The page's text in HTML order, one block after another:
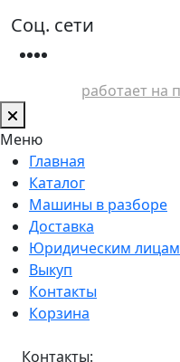
Соц. сети
работает на
Меню
Главная
Каталог
Машины в разборе
Доставка
Юридическим лицам
Выкуп
Контакты
Корзина
Контакты: